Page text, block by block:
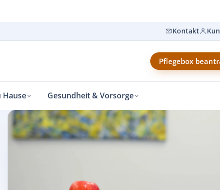
Pflegebox